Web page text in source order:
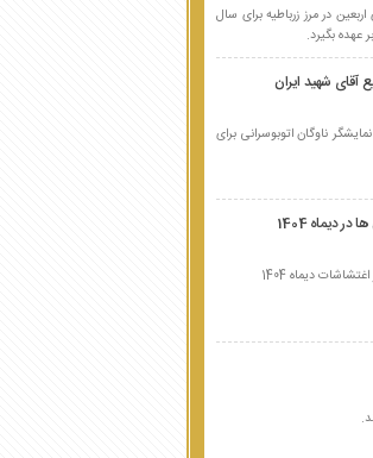
در مرز زرباطیه برای سال
مدیر روابط عمومی و امور بین‌الملل شرکت واحد اتوبوسرانی تهران از بهره گیری 1500 نمایشگر ناوگان اتوبوسرانی برای
دیماه 1404
دیماه 1404